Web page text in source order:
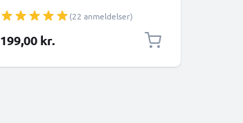
DCC8 DC-kobling – Dummy-batteri –
Batterieliminator fra subtel
(22 anmeldelser)
199,00 kr.